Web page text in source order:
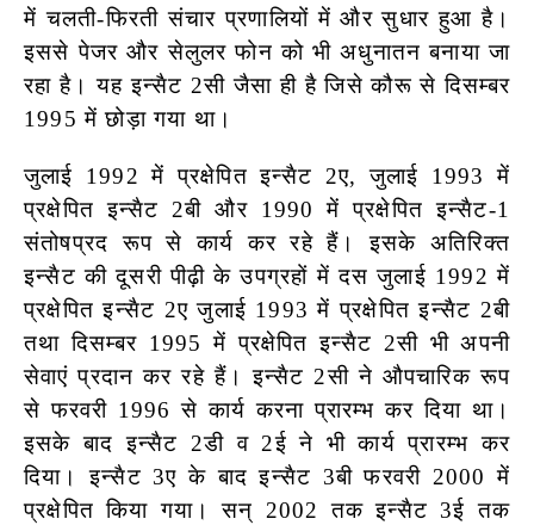
में चलती-फिरती संचार प्रणालियों में और सुधार हुआ है।
इससे पेजरऔर सेलुलर फोन को भी अधुनातन बनाया जा
रहा है। यह इन्सैट 2सी जैसा ही है जिसे कौरू से दिसम्बर
1995 में छोड़ा गया था।
जुलाई 1992 में प्रक्षेपित इन्सैट 2ए, जुलाई 1993 में
प्रक्षेपित इन्सैट 2बी और 1990 में प्रक्षेपित इन्सैट-1
संतोषप्रद रूप से कार्य कर रहे हैं। इसके अतिरिक्त
इन्सैट की दूसरी पीढ़ी के उपग्रहों में दस जुलाई 1992 में
प्रक्षेपित इन्सैट 2ए जुलाई 1993 में प्रक्षेपित इन्सैट 2बी
तथा दिसम्बर 1995 में प्रक्षेपित इन्सैट 2सी भी अपनी
सेवाएं प्रदान कर रहे हैं। इन्सैट 2सी ने औपचारिक रूप
से फरवरी 1996 से कार्य करना प्रारम्भ कर दिया था।
इसके बाद इन्सैट 2डी व 2ई ने भी कार्य प्रारम्भ कर
दिया। इन्सैट 3ए के बाद इन्सैट 3बी फरवरी 2000 में
प्रक्षेपित किया गया। सन् 2002 तक इन्सैट 3ई तक